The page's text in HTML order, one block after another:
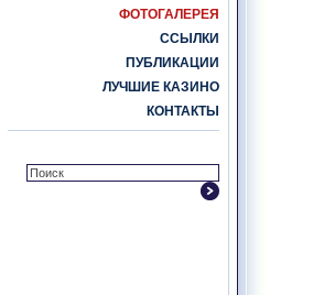
ФОТОГАЛЕРЕЯ
ССЫЛКИ
ПУБЛИКАЦИИ
ЛУЧШИЕ КАЗИНО
КОНТАКТЫ